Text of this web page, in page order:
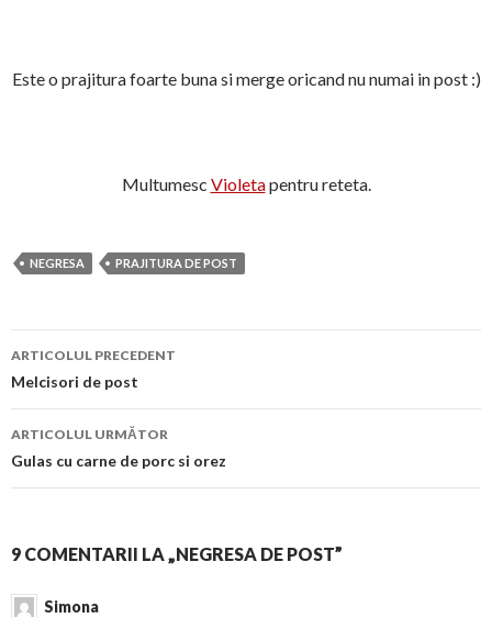
Este o prajitura foarte buna si merge oricand nu numai in post :)
Multumesc Violetapentru reteta.
NEGRESA PRAJITURA DE POST
Navigare
în
articol
ARTICOLUL PRECEDENT
Melcisori de post
ARTICOLUL URMĂTOR
Gulas cu carne de porc si orez
9 COMENTARII LA „NEGRESA DE POST”
Simona